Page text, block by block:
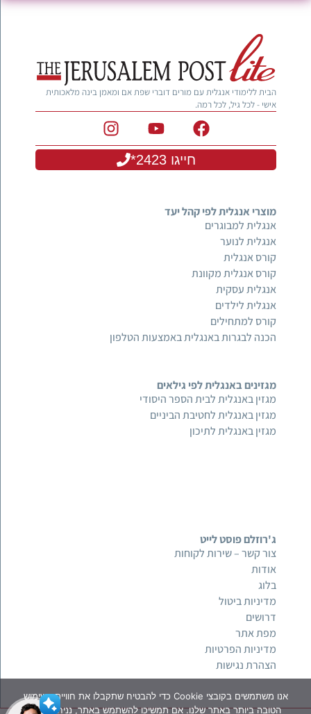
הבית ללימודי אנגלית עם מורים דוברי שפת אם ומאמן בינה מלאכותית
אישי - לכל גיל, לכל רמה.
חייגו 2423*
מוצרי אנגלית לפי קהל יעד
אנגלית למבוגרים
אנגלית לנוער
קורס אנגלית
קורס אנגלית מקוונת
אנגלית עסקית
אנגלית לילדים
קורס למתחילים
הכנה לבגרות באנגלית באמצעות הטלפון
מגזינים באנגלית לפי גילאים
מגזין באנגלית לבית הספר היסודי
מגזין באנגלית לחטיבת הביניים
מגזין באנגלית לתיכון
ג'רוזלם פוסט לייט
צור קשר – שירות לקוחות
אודות
בלוג
מדיניות ביטול
דרושים
מפת אתר
מדיניות הפרטיות
הצהרת נגישות
אנו משתמשים בקובצי Cookie כדי להבטיח שתקבלו את חוויית השימוש
הטובה ביותר באתר שלנו. אם תמשיכו להשתמש באתר, נניח שאתם